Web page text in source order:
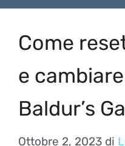
Come
e
Baldur’s
Ottobre 2, 2023 di